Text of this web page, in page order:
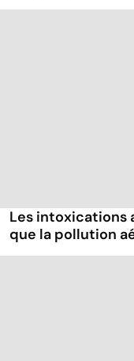
Les intoxications
que la pollution